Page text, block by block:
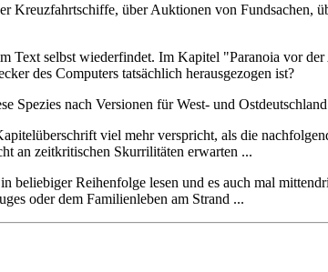
Kreuzfahrtschiffe, über Auktionen von Fundsachen,
Text selbst wiederfindet. Im Kapitel "Paranoia vor
des Computers tatsächlich herausgezogen ist?
Spezies nach Versionen für West- und
viel mehr verspricht, als die
an zeitkritischen Skurrilitäten erwarten ...
Reihenfolge lesen und es auch mal
oder dem Familienleben am Strand ...